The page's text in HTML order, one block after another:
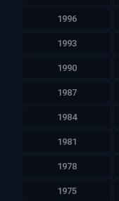
1996
1993
1990
1987
1984
1981
1978
1975